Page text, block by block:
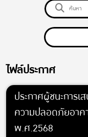
ไฟล์ประกาศ
ประกาศผู้ชนะการเ
ความปลอดภัยอา
พ.ศ.2568